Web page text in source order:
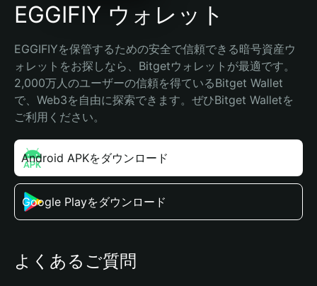
EGGIFIY ウォレット
EGGIFIYを保管するための安全で信頼できる暗号資産ウ
ォレットをお探しなら、Bitgetウォレットが最適です。
2,000万人のユーザーの信頼を得ているBitget Wallet
で、Web3を自由に探索できます。ぜひBitget Walletを
ご利用ください。
Android APKをダウンロード
Google Playをダウンロード
よくあるご質問